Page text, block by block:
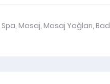
Spa, Masaj, Masaj Yağları,